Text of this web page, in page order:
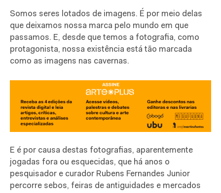
Somos seres lotados de imagens. É por meio delas
que deixamos nossa marca pelo mundo em que
passamos. E, desde que temos a fotografia, como
protagonista, nossa existência está tão marcada
como as imagens nas cavernas.
E é por causa destas fotografias, aparentemente
jogadas fora ou esquecidas, que há anos o
pesquisador e curador Rubens Fernandes Junior
percorre sebos, feiras de antiguidades e mercados